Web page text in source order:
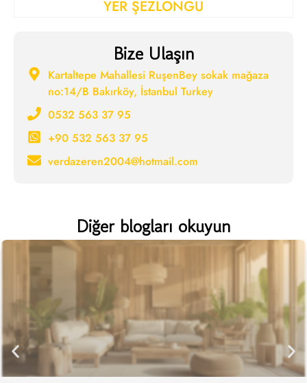
YER ŞEZLONGU
Bize Ulaşın
Kartaltepe Mahallesi RuşenBey sokak mağaza
no:14/B Bakırköy, İstanbul Turkey
0532 563 37 95
+90 532 563 37 95
verdazeren2004@hotmail.com
Diğer blogları okuyun